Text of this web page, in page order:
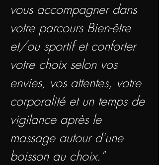
vous accompagner dans
votre parcours Bien-être
et/ou sportif et conforter
votre choix selon vos
envies, vos attentes, votre
corporalité et un temps de
vigilance après le
massage autour d'une
boisson au choix."